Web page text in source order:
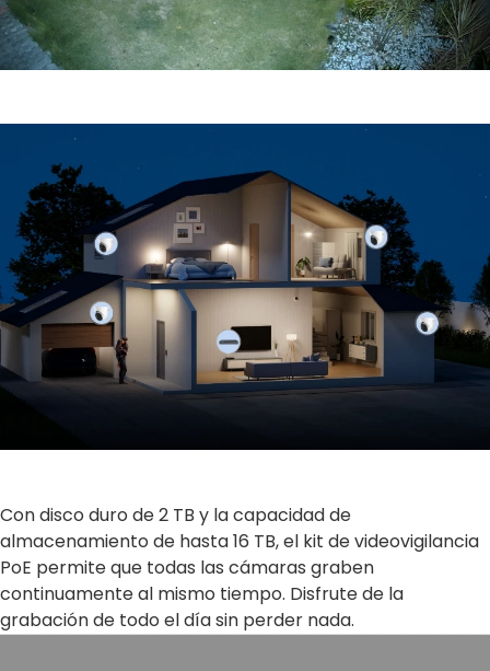
Con disco duro de 2 TB y la capacidad de
almacenamiento de hasta 16 TB, el kit de videovigilancia
PoE permite que todas las cámaras graben
continuamente al mismo tiempo. Disfrute de la
grabación de todo el día sin perder nada.